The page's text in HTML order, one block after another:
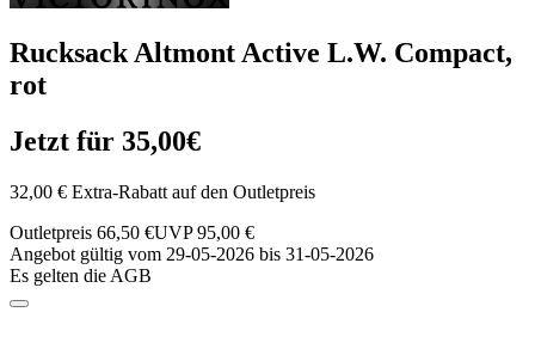
Rucksack Altmont Active L.W. Compact,
rot
Jetzt für 35,00€
32,00 € Extra-Rabatt auf den Outletpreis
Outletpreis 66,50 €UVP 95,00 €
Angebot gültig vom 29-05-2026 bis 31-05-2026
Es gelten die AGB